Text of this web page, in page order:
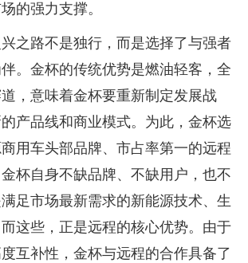
的强力支撑。
之路不是独行，而是选择了与强者
。金杯的传统优势是燃油轻客，全
，意味着金杯要重新制定发展战
产品线和商业模式。为此，金杯选
用车头部品牌、市占率第一的远程
杯自身不缺品牌、不缺用户，也不
足市场最新需求的新能源技术、生
这些，正是远程的核心优势。由于
互补性，金杯与远程的合作具备了